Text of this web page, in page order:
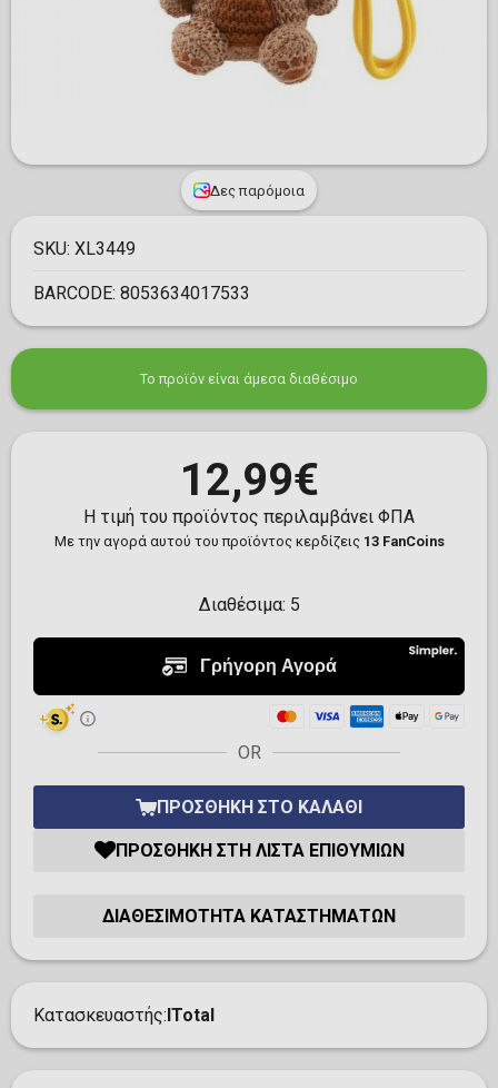
Δες παρόμοια
SKU: XL3449
BARCODE: 8053634017533
Το προϊόν είναι άμεσα διαθέσιμο
12,99€
Η τιμή του προϊόντος περιλαμβάνει ΦΠΑ
Με την αγορά αυτού του προϊόντος κερδίζεις 13 FanCoins
Διαθέσιμα: 5
OR
ΠΡΟΣΘΉΚΗ ΣΤΟ ΚΑΛΆΘΙ
ΠΡΟΣΘΉΚΗ ΣΤΗ ΛΊΣΤΑ ΕΠΙΘΥΜΙΏΝ
ΔΙΑΘΕΣΙΜΌΤΗΤΑ ΚΑΤΑΣΤΗΜΆΤΩΝ
Κατασκευαστής ITotal